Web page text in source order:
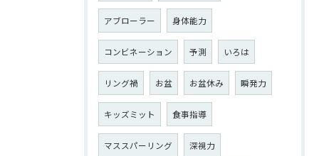
アブローラー 身体能力
コンビネーション 予測 いろは
リング禍 お盆 お盆休み 瞬発力
キッズミット 食事指導
マススパーリング 深視力